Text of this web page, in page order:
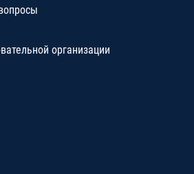
организации